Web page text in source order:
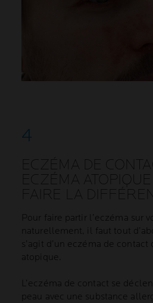
ECZÉMA DE
ECZÉMA
FAIRE LA
Pour faire partir l’eczéma sur
naturellement, il faut tout
s’agit d’un eczéma de contact
atopique.
L’eczéma de contact se
peau avec une substance